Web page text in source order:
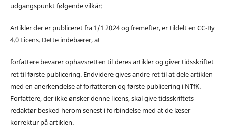
udgangspunkt følgende vilkår:
Artikler der er publiceret fra 1/1 2024 og fremefter, er tildelt en CC-By
4.0 Licens. Dette indebærer, at
forfattere bevarer ophavsretten til deres artikler og giver tidsskriftet
ret til første publicering. Endvidere gives andre ret til at dele artiklen
med en anerkendelse af forfatteren og første publicering i NTfK.
Forfattere, der ikke ønsker denne licens, skal give tidsskriftets
redaktør besked herom senest i forbindelse med at de læser
korrektur på artiklen.